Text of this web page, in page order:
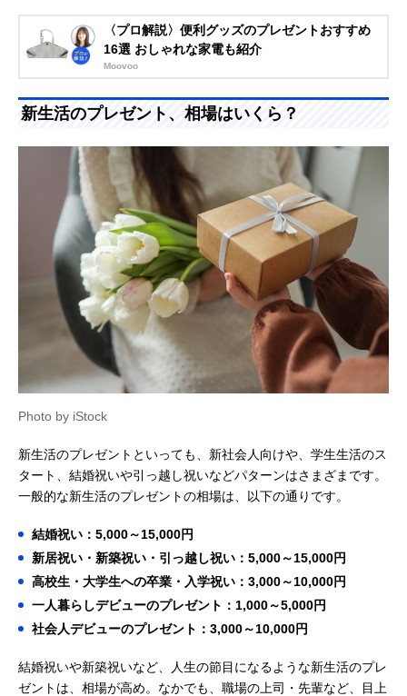
〈プロ解説〉便利グッズのプレゼントおすすめ
16選 おしゃれな家電も紹介
Moovoo
新生活のプレゼント、相場はいくら？
Photo by iStock
新生活のプレゼントといっても、新社会人向けや、学生生活のス
タート、結婚祝いや引っ越し祝いなどパターンはさまざまです。
一般的な新生活のプレゼントの相場は、以下の通りです。
結婚祝い：5,000～15,000円
新居祝い・新築祝い・引っ越し祝い：5,000～15,000円
高校生・大学生への卒業・入学祝い：3,000～10,000円
一人暮らしデビューのプレゼント：1,000～5,000円
社会人デビューのプレゼント：3,000～10,000円
結婚祝いや新築祝いなど、人生の節目になるような新生活のプレ
ゼントは、相場が高め。なかでも、職場の上司・先輩など、目上